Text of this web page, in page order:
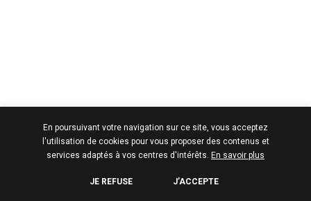
En poursuivant votre navigation sur ce site, vous acceptez
l'utilisation de cookies pour vous proposer des contenus et
services adaptés à vos centres d'intérêts. En savoir plus
JE REFUSE J’ACCEPTE